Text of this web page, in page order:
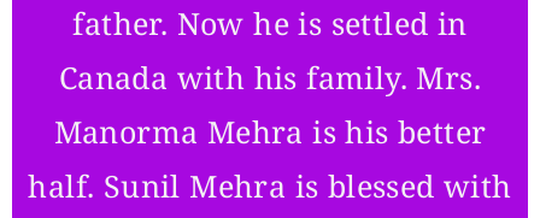
father. Now he is settled in
Canada with his family. Mrs.
Manorma Mehra is his better
half. Sunil Mehra is blessed with